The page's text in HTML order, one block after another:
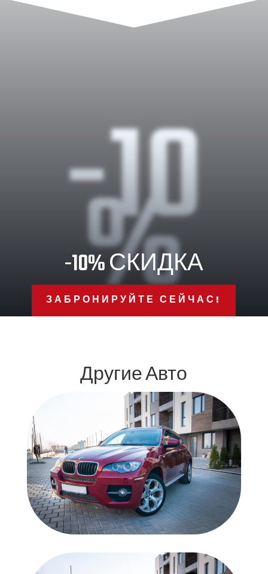
-10
%
-10% СКИДКА
ЗАБРОНИРУЙТЕ СЕЙЧАС!
Другие Авто